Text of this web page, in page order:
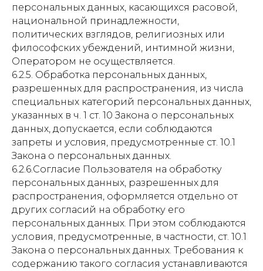
персональных данных, касающихся расовой,
национальной принадлежности,
политических взглядов, религиозных или
философских убеждений, интимной жизни,
Оператором не осуществляется.
6.2.5. Обработка персональных данных,
разрешенных для распространения, из числа
специальных категорий персональных данных,
указанных в ч. 1 ст. 10 Закона о персональных
данных, допускается, если соблюдаются
запреты и условия, предусмотренные ст. 10.1
Закона о персональных данных.
6.2.6.Согласие Пользователя на обработку
персональных данных, разрешенных для
распространения, оформляется отдельно от
других согласий на обработку его
персональных данных. При этом соблюдаются
условия, предусмотренные, в частности, ст. 10.1
Закона о персональных данных. Требования к
содержанию такого согласия устанавливаются